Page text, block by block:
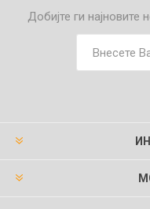
Добијте ги најновите